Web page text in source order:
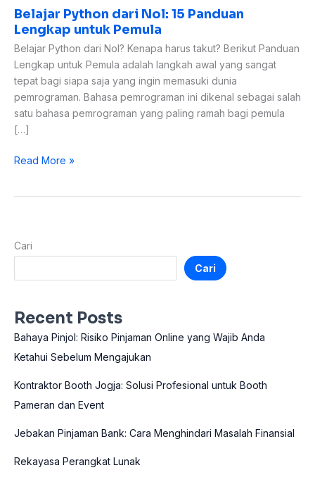
Belajar Python dari Nol: 15 Panduan
Lengkap untuk Pemula
Belajar Python dari Nol? Kenapa harus takut? Berikut Panduan
Lengkap untuk Pemula adalah langkah awal yang sangat
tepat bagi siapa saja yang ingin memasuki dunia
pemrograman. Bahasa pemrograman ini dikenal sebagai salah
satu bahasa pemrograman yang paling ramah bagi pemula
[…]
Read More »
Cari
Cari
Recent Posts
Bahaya Pinjol: Risiko Pinjaman Online yang Wajib Anda
Ketahui Sebelum Mengajukan
Kontraktor Booth Jogja: Solusi Profesional untuk Booth
Pameran dan Event
Jebakan Pinjaman Bank: Cara Menghindari Masalah Finansial
Rekayasa Perangkat Lunak